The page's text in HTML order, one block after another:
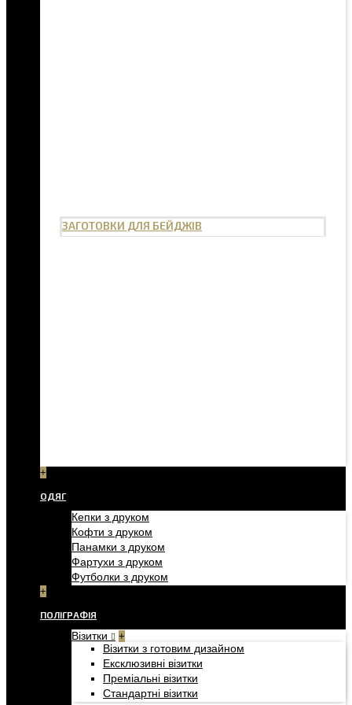
ЗАГОТОВКИ ДЛЯ БЕЙДЖІВ
+
ОДЯГ
Кепки з друком
Кофти з друком
Панамки з друком
Фартухи з друком
Футболки з друком
+
ПОЛІГРАФІЯ
Візитки +
Візитки з готовим дизайном
Ексклюзивні візитки
Преміальні візитки
Стандартні візитки